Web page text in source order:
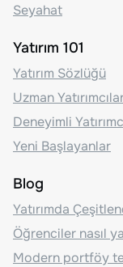
Seyahat
Yatırım 101
Yatırım Sözlüğü
Uzman
Deneyimli
Yeni Başlayanlar
Blog
Yatırımda
Öğrenciler nasıl
Modern portföy